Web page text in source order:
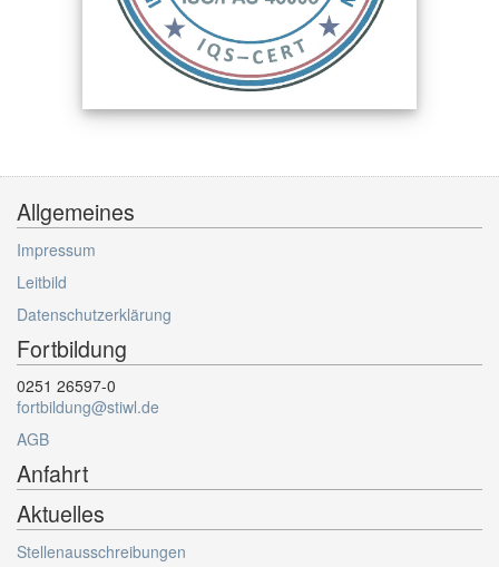
Allgemeines
Impressum
Leitbild
Datenschutzerklärung
Fortbildung
0251 26597-0
fortbildung@stiwl.de
AGB
Anfahrt
Aktuelles
Stellenausschreibungen